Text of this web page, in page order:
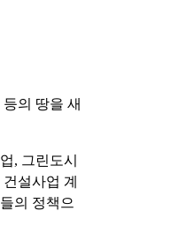
의 땅을 새
, 그린도시
설사업 계
의 정책으